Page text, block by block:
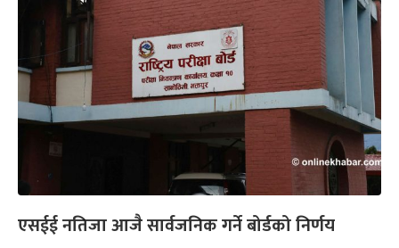
एसईई नतिजा आजै सार्वजनिक गर्ने बोर्डको निर्णय